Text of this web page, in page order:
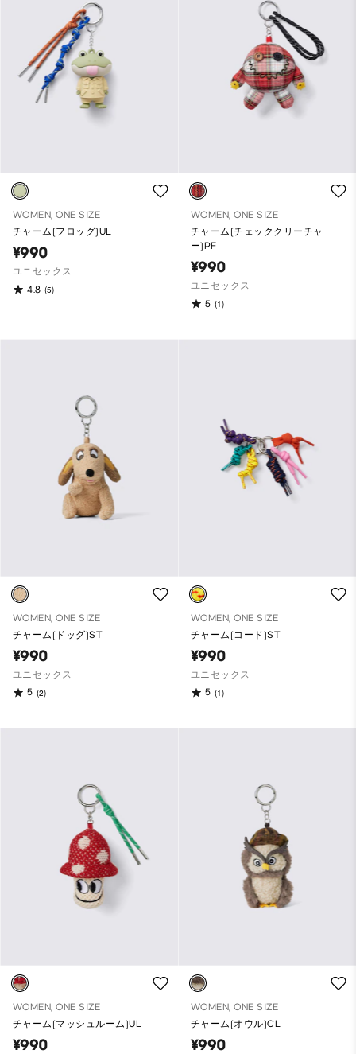
WOMEN, ONE SIZE
チャーム(フロッグ)UL
¥990
ユニセックス
4.8 (5)
WOMEN, ONE SIZE
チャーム(チェッククリーチャ
ー)PF
¥990
ユニセックス
5 (1)
WOMEN, ONE SIZE
チャーム(ドッグ)ST
¥990
ユニセックス
5 (2)
WOMEN, ONE SIZE
チャーム(コード)ST
¥990
ユニセックス
5 (1)
WOMEN, ONE SIZE
チャーム(マッシュルーム)UL
¥990
WOMEN, ONE SIZE
チャーム(オウル)CL
¥990